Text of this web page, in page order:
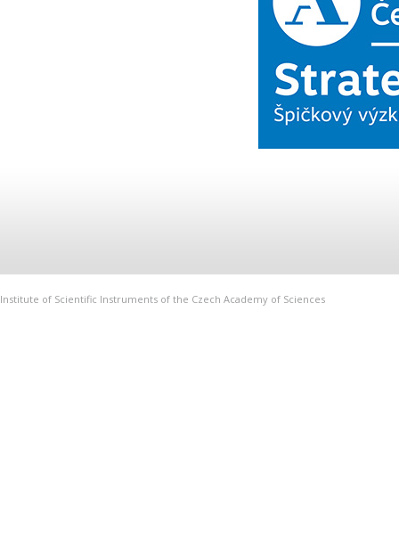
Institute of Scientific Instruments of the Czech Academy of Sciences